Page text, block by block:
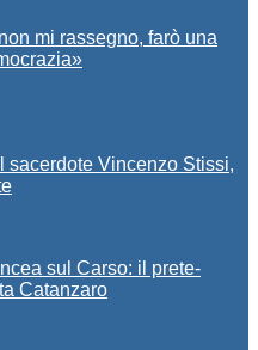
mi rassegno, farò una
sacerdote Vincenzo Stissi,
sul Carso: il prete-
Catanzaro